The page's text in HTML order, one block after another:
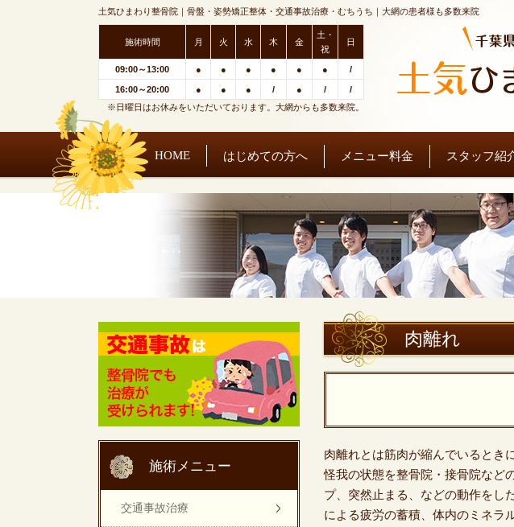
土気ひまわり整骨院｜骨盤・姿勢矯正整体・交通事故治療・むちうち｜大網の患者様も多数来院
施術時間 月 火 水 木 金
土・
祝
日
09:00～13:00 ● ● ● ● ● ● /
16:00～20:00 ● ● ● / ● /
/
※日曜日はお休みをいただいております。大網からも多数来院。
HOME はじめての方へ メニュー料金 スタッフ紹
肉離れ
肉離れとは筋肉が縮んでいるとき
怪我の状態を整骨院・接骨院など
プ​、​突然止まる、などの動作をし
による疲労の蓄積、体内のミネラ
施術メニュー
交通事故治療